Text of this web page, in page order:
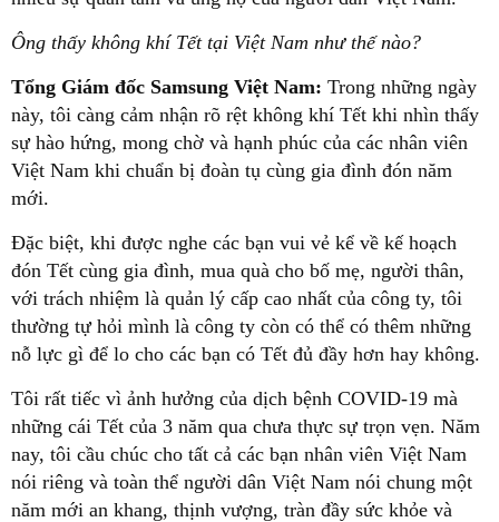
Ông thấy không khí Tết tại Việt Nam như thế nào?
Tổng Giám đốc Samsung Việt Nam: Trong những ngày
này, tôi càng cảm nhận rõ rệt không khí Tết khi nhìn thấy
sự hào hứng, mong chờ và hạnh phúc của các nhân viên
Việt Nam khi chuẩn bị đoàn tụ cùng gia đình đón năm
mới.
Đặc biệt, khi được nghe các bạn vui vẻ kể về kế hoạch
đón Tết cùng gia đình, mua quà cho bố mẹ, người thân,
với trách nhiệm là quản lý cấp cao nhất của công ty, tôi
thường tự hỏi mình là công ty còn có thể có thêm những
nỗ lực gì để lo cho các bạn có Tết đủ đầy hơn hay không.
Tôi rất tiếc vì ảnh hưởng của dịch bệnh COVID-19 mà
những cái Tết của 3 năm qua chưa thực sự trọn vẹn. Năm
nay, tôi cầu chúc cho tất cả các bạn nhân viên Việt Nam
nói riêng và toàn thể người dân Việt Nam nói chung một
năm mới an khang, thịnh vượng, tràn đầy sức khỏe và